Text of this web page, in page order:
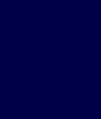
van bijna 2 als mijn
vervelend vinden om